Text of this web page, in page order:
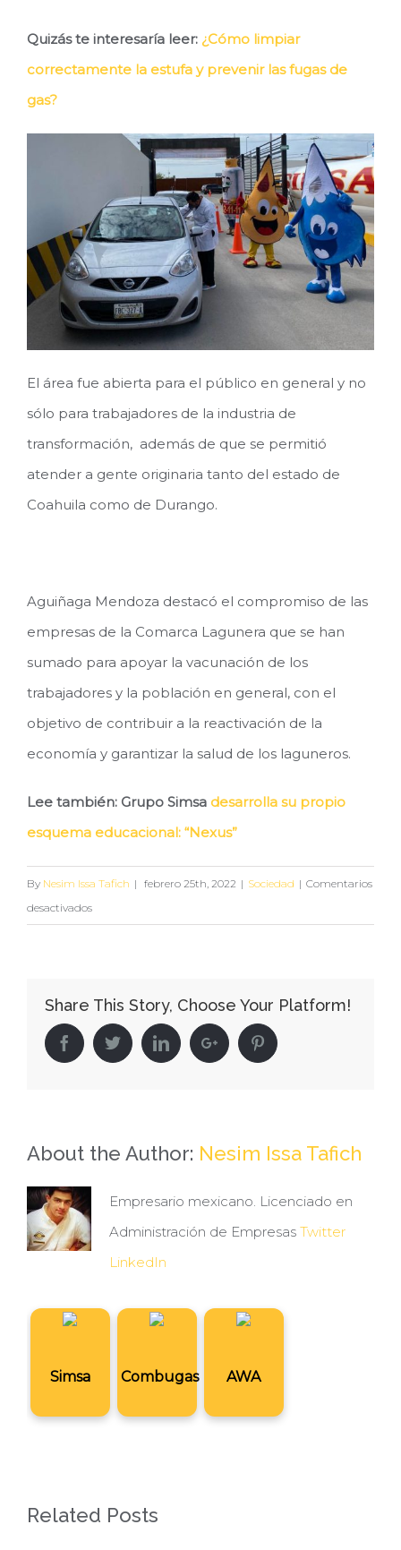
Quizás te interesaría leer: ¿Cómo limpiar
correctamente la estufa y prevenir las fugas de
gas?
El área fue abierta para el público en general y no
sólo para trabajadores de la industria de
transformación, además de que se permitió
atender a gente originaria tanto del estado de
Coahuila como de Durango.
Aguiñaga Mendoza destacó el compromiso de las
empresas de la Comarca Lagunera que se han
sumado para apoyar la vacunación de los
trabajadores y la población en general, con el
objetivo de contribuir a la reactivación de la
economía y garantizar la salud de los laguneros.
Lee también: Grupo Simsa desarrolla su propio
esquema educacional: “Nexus”
By Nesim Issa Tafich | febrero 25th, 2022 | Sociedad | Comentarios
desactivadosen
sus
instalaciones
para
1,200
Astrazeneca
Share This Story, Choose Your Platform!
FacebookTwitterLinkedinGoogle+ Pinterest
About the Author: Nesim Issa Tafich
Empresario mexicano. Licenciado en
Administración de Empresas Twitter
LinkedIn
Simsa Combugas AWA
Related Posts